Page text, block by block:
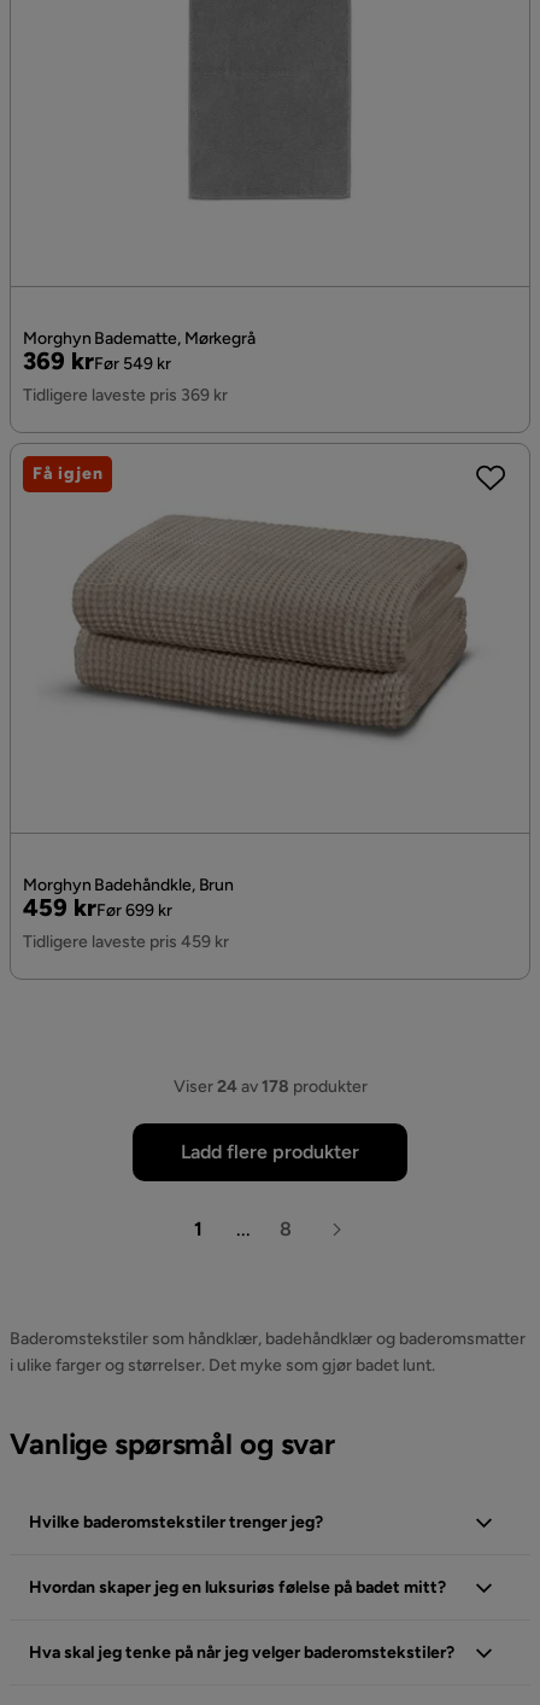
Morghyn Badematte, Mørkegrå
Pris
369 kr
Original
Pris
Før 549 kr
Tidligere laveste pris 369 kr
Morghyn Badehåndkle, Brun
Pris
459 kr
Original
Pris
Før 699 kr
Tidligere laveste pris 459 kr
Få igjen
Viser24av178 produkter
Ladd flere produkter
1 ... 8
Baderomstekstiler som håndklær, badehåndklær og baderomsmatter
i ulike farger og størrelser. Det myke som gjør badet lunt.
Vanlige spørsmål og svar
Hvilke baderomstekstiler trenger jeg?
Hvordan skaper jeg en luksuriøs følelse på badet mitt?
Hva skal jeg tenke på når jeg velger baderomstekstiler?